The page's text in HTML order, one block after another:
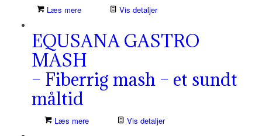
Læs mere Vis detaljer
EQUSANA GASTRO
MASH
– Fiberrig mash – et sundt
måltid
Læs mere Vis detaljer